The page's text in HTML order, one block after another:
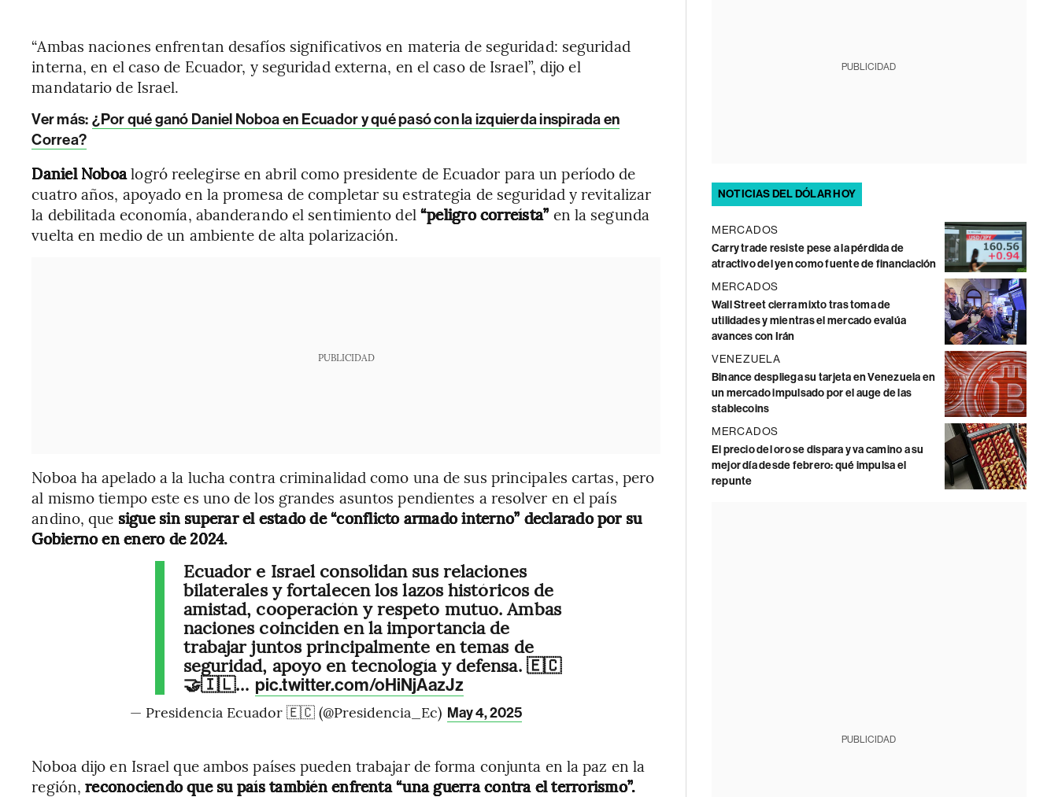
“Ambas naciones enfrentan desafíos significativos en materia de seguridad: seguridad
interna, en el caso de Ecuador, y seguridad externa, en el caso de Israel”, dijo el
mandatario de Israel.
Ver más: ¿Por qué ganó Daniel Noboa en Ecuador y qué pasó con la izquierda inspirada en
Correa?
Daniel Noboalogró reelegirse en abril como presidente de Ecuador para un período de
cuatro años, apoyado en la promesa de completar su estrategia de seguridad y revitalizar
la debilitada economía, abanderando el sentimiento del “peligro correísta” en la segunda
vuelta en medio de un ambiente de alta polarización.
PUBLICIDAD
Noboa ha apelado a la lucha contra criminalidad como una de sus principales cartas, pero
al mismo tiempo este es uno de los grandes asuntos pendientes a resolver en el país
andino, que sigue sin superar el estado de “conflicto armado interno” declarado por su
Gobierno en enero de 2024.
Ecuador e Israel consolidan sus relaciones
bilaterales y fortalecen los lazos históricos de
amistad, cooperación y respeto mutuo. Ambas
naciones coinciden en la importancia de
trabajar juntos principalmente en temas de
seguridad, apoyo en tecnología y defensa. 🇪🇨
🤝🇮🇱… pic.twitter.com/oHiNjAazJz
— Presidencia Ecuador 🇪🇨 (@Presidencia_Ec) May 4, 2025
Noboa dijo en Israel que ambos países pueden trabajar de forma conjunta en la paz en la
región,reconociendo que su país también enfrenta “una guerra contra el terrorismo”.
PUBLICIDAD
NOTICIAS DEL DÓLAR HOY
MERCADOS
Carry trade resiste pese a la pérdida de
atractivo del yen como fuente de financiación
MERCADOS
Wall Street cierra mixto tras toma de
utilidades y mientras el mercado evalúa
avances con Irán
VENEZUELA
Binance despliega su tarjeta en Venezuela en
un mercado impulsado por el auge de las
stablecoins
MERCADOS
El precio del oro se dispara y va camino a su
mejor día desde febrero: qué impulsa el
repunte
PUBLICIDAD